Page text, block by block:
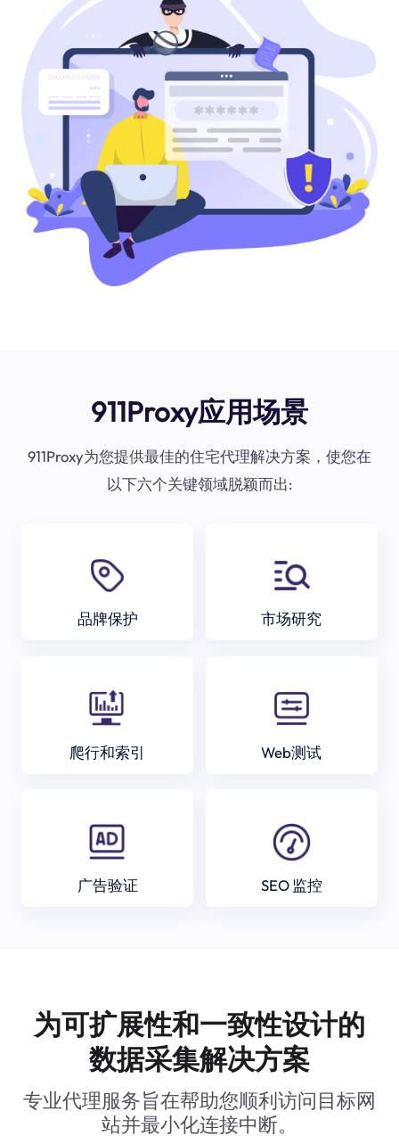
911Proxy应用场景
911Proxy为您提供最佳的住宅代理解决方案，使您在
以下六个关键领域脱颖而出:
品牌保护 市场研究
爬行和索引 Web测试
广告验证 SEO 监控
为可扩展性和一致性设计的
数据采集解决方案
专业代理服务旨在帮助您顺利访问目标网
站并最小化连接中断。